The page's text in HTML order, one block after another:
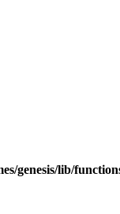
genesis/lib/